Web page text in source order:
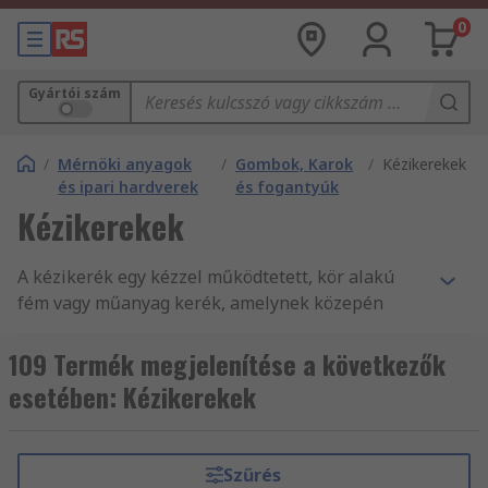
0
Gyártói szám
/ Mérnöki anyagok
és ipari hardverek
/ Gombok, Karok
és fogantyúk
/ Kézikerekek
Kézikerekek
A kézikerék egy kézzel működtetett, kör alakú
fém vagy műanyag kerék, amelynek közepén
kézikerék tengelyre vagy orsóra történő
felszerelését. A kézikerekek lehetnek tömörek
vagy küllősek. A kézikerekek fix opcióval is fel
fogantyúval a könnyű használat érdekében
109 Termék megjelenítése a következők
esetében: Kézikerekek
Szűrés